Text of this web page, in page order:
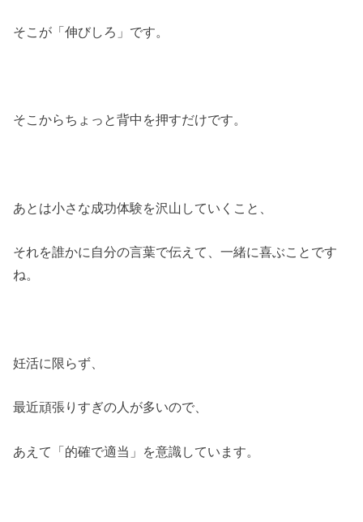
そこが「伸びしろ」です。
そこからちょっと背中を押すだけです。
あとは小さな成功体験を沢山していくこと、
それを誰かに自分の言葉で伝えて、一緒に喜ぶことです
ね。
妊活に限らず、
最近頑張りすぎの人が多いので、
あえて「的確で適当」を意識しています。